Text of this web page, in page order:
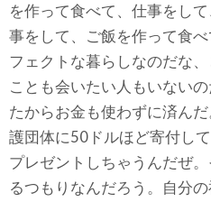
を作って食べて、仕事をし
事をして、ご飯を作って食
フェクトな暮らしなのだな
ことも会いたい人もいない
たからお金も使わずに済ん
護団体に50ドルほど寄付し
プレゼントしちゃうんだぜ
るつもりなんだろう。自分